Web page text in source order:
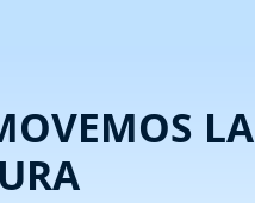
LA